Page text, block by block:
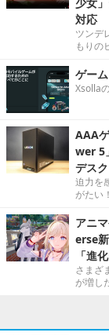
対応
ツンデ
もりの
ゲー
Xsolla
AAA
wer 5
デス
迫力を
がたい！
アニ
erse
「進
さまざ
が増し